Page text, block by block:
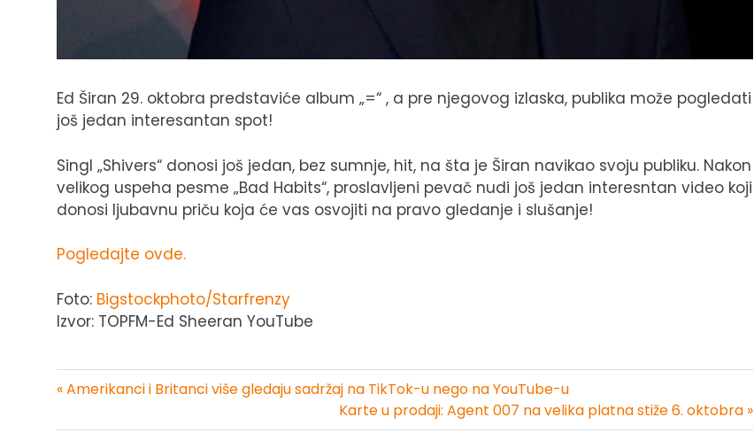
Ed Širan 29. oktobra predstaviće album „=“ , a pre njegovog izlaska, publika može pogledati
još jedan interesantan spot!
Singl „Shivers“ donosi još jedan, bez sumnje, hit, na šta je Širan navikao svoju publiku. Nakon
velikog uspeha pesme „Bad Habits“, proslavljeni pevač nudi još jedan interesntan video koji
donosi ljubavnu priču koja će vas osvojiti na pravo gledanje i slušanje!
Pogledajte ovde.
Foto: Bigstockphoto/Starfrenzy
Izvor: TOPFM-Ed Sheeran YouTube
« Amerikanci i Britanci više gledaju sadržaj na TikTok-u nego na YouTube-u
Karte u prodaji: Agent 007 na velika platna stiže 6. oktobra »